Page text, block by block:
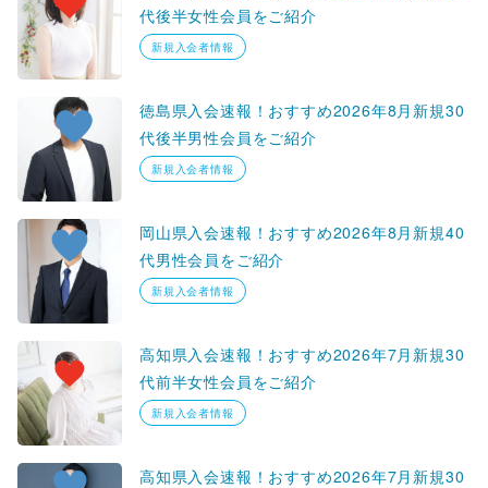
代後半女性会員をご紹介
新規入会者情報
徳島県入会速報！おすすめ2026年8月新規30
代後半男性会員をご紹介
新規入会者情報
岡山県入会速報！おすすめ2026年8月新規40
代男性会員をご紹介
新規入会者情報
高知県入会速報！おすすめ2026年7月新規30
代前半女性会員をご紹介
新規入会者情報
高知県入会速報！おすすめ2026年7月新規30